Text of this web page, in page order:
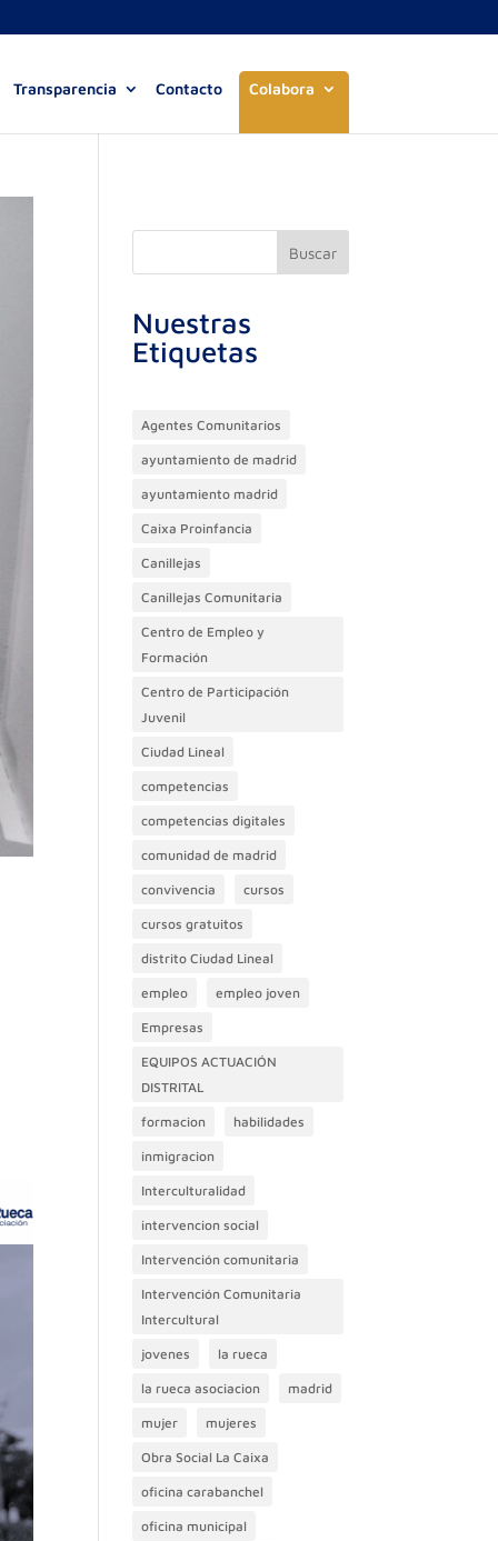
Transparencia Contacto Colabora
Buscar
Nuestras
Etiquetas
Agentes Comunitarios
ayuntamiento de madrid
ayuntamiento madrid
Caixa Proinfancia
Canillejas
Canillejas Comunitaria
Centro de Empleo y
Formación
Centro de Participación
Juvenil
Ciudad Lineal
competencias
competencias digitales
comunidad de madrid
convivencia cursos
cursos gratuitos
distrito Ciudad Lineal
empleo empleo joven
Empresas
EQUIPOS ACTUACIÓN
DISTRITAL
formacion habilidades
inmigracion
Interculturalidad
intervencion social
Intervención comunitaria
Intervención Comunitaria
Intercultural
jovenes la rueca
la rueca asociacion madrid
mujer mujeres
Obra Social La Caixa
oficina carabanchel
oficina municipal